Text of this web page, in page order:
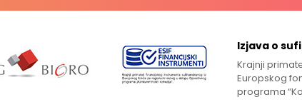
Izjava o
Krajnji
Europskog
programa